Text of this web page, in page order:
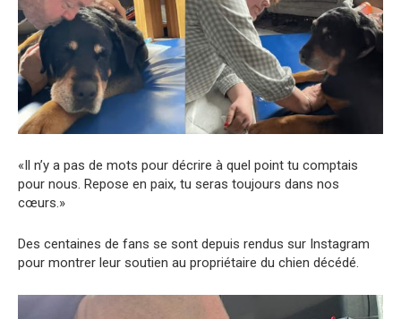
«Il n’y a pas de mots pour décrire à quel point tu comptais
pour nous. Repose en paix, tu seras toujours dans nos
cœurs.»
Des centaines de fans se sont depuis rendus sur Instagram
pour montrer leur soutien au propriétaire du chien décédé.